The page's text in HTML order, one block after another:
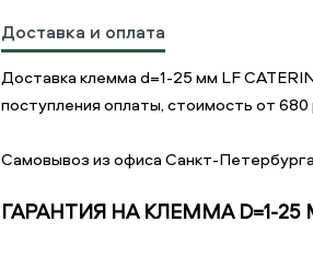
Доставка и оплата
Доставка клемма d=1-25 мм LF
поступления оплаты, стоимость от
Самовывоз из офиса Санкт-
ГАРАНТИЯ НА КЛЕММА D=1-